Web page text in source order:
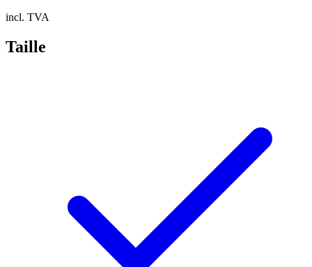
incl. TVA
Taille